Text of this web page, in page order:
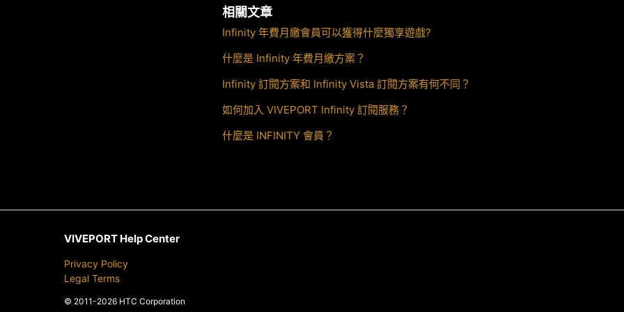
相關文章
Infinity 年費月繳會員可以獲得什麼獨享遊戲?
什麼是 Infinity 年費月繳方案？
Infinity 訂閱方案和 Infinity Vista 訂閱方案有何不同？
如何加入 VIVEPORT Infinity 訂閱服務？
什麼是 INFINITY 會員？
VIVEPORT Help Center
Privacy Policy
Legal Terms
© 2011-2026 HTC Corporation